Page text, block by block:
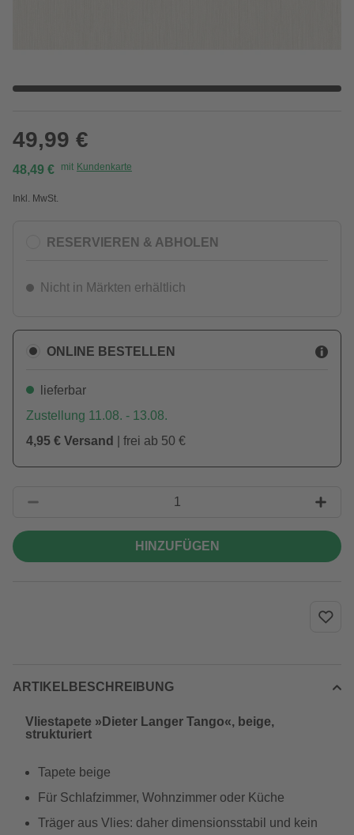
49,99 €
48,49 € mit Kundenkarte
Inkl. MwSt.
RESERVIEREN & ABHOLEN
Nicht in Märkten erhältlich
ONLINE BESTELLEN
lieferbar
Zustellung 11.08. - 13.08.
4,95 € Versand
| frei ab 50 €
HINZUFÜGEN
ARTIKELBESCHREIBUNG
Vliestapete »Dieter Langer Tango«, beige,
strukturiert
Tapete beige
Für Schlafzimmer, Wohnzimmer oder Küche
Träger aus Vlies: daher dimensionsstabil und kein